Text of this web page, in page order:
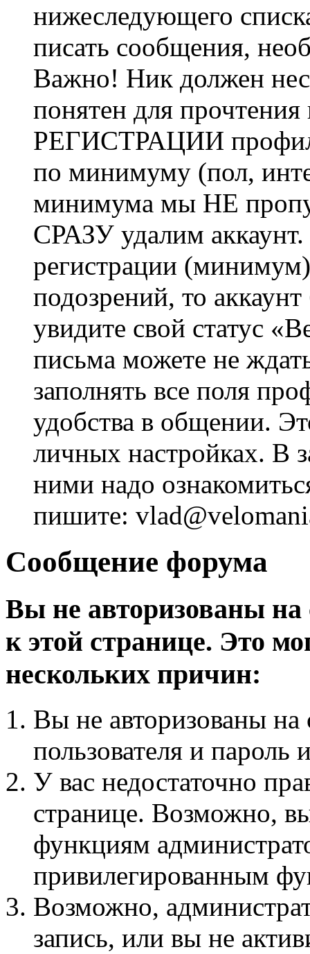
нижеследующего
писать сообщения,
Важно! Ник должен
понятен для
РЕГИСТРАЦИИ профиль
по минимуму (пол,
минимума мы НЕ
СРАЗУ удалим
регистрации
подозрений, то
увидите свой статус
письма можете не
заполнять все поля
удобства в общении.
личных настройках. В
ними надо
пишите:
Сообщение форума
Вы не авторизованы на
к этой странице. Это
нескольких причин:
Вы не авторизованы на
пользователя и пароль
У вас недостаточно
странице. Возможно,
функциям
привилегированным
Возможно,
запись, или вы не